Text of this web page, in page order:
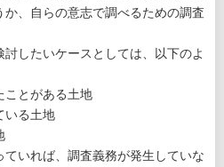
、自らの意志で調べるための調査
したいケースとしては、以下のよ
ことがある土地
いる土地
いれば、調査義務が発生していな